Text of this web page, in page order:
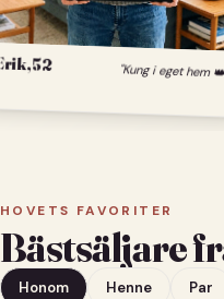
52 "Kung i eget hem
HOVETS FAVORITER
Bästsäljare
Honom Henne Par